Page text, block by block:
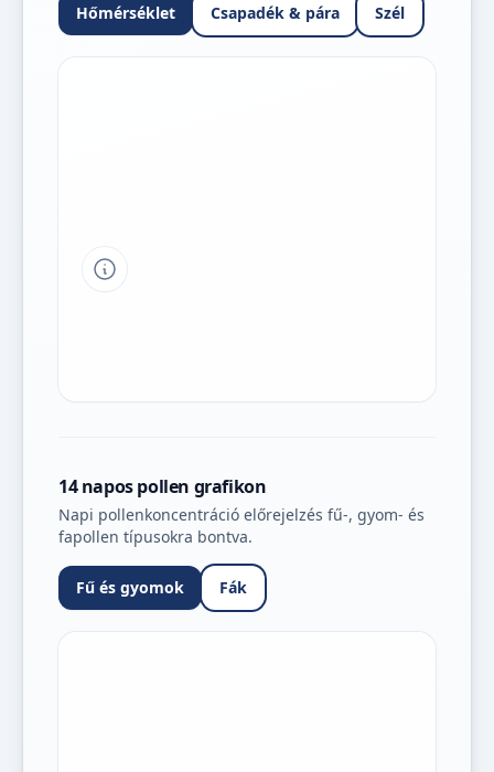
Hőmérséklet Csapadék & pára Szél
Tipp a grafikon jelmagyarázatához
14 napos pollen grafikon
Napi pollenkoncentráció előrejelzés fű-, gyom- és
fapollen típusokra bontva.
Fű és gyomok Fák